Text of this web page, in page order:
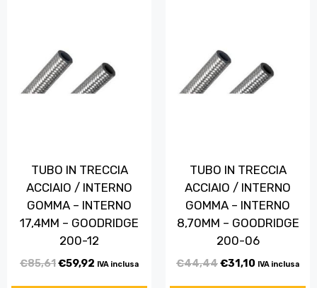
TUBO IN TRECCIA
ACCIAIO / INTERNO
GOMMA – INTERNO
17,4MM – GOODRIDGE
200-12
€85,61€59,92 IVA inclusa
TUBO IN TRECCIA
ACCIAIO / INTERNO
GOMMA – INTERNO
8,70MM – GOODRIDGE
200-06
€44,44€31,10 IVA inclusa